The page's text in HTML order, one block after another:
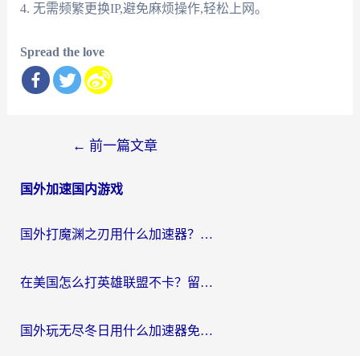
4. 无需频繁更换IP,避免麻烦操作,轻松上网。
Spread the love
导
← 前一篇文章
国外加速国内游戏
国外打魔渊之刃用什么加速器？2026海外玩家国服游戏加速全攻略（附闪耀暖暖&复苏的魔女避坑指南）
在美国怎么打英雄联盟不卡？留学生亲测的国服游戏加速全攻略
国外玩无尽冬日用什么加速器免费？海外党国服游戏加速避坑指南